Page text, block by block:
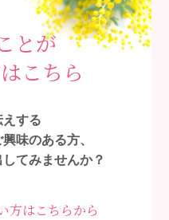
とが
こちら
えする
味のある方、
てみませんか？
方はこちらから